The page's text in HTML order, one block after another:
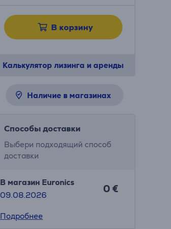
В корзину
Калькулятор лизинга и аренды
Наличие в магазинах
Способы доставки
Выбери подходящий способ
доставки
В магазин Euronics
09.08.2026
0 €
Подробнее